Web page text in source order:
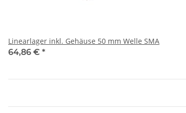
Linearlager inkl. Gehäuse 50 mm Welle SMA
64,86 € *